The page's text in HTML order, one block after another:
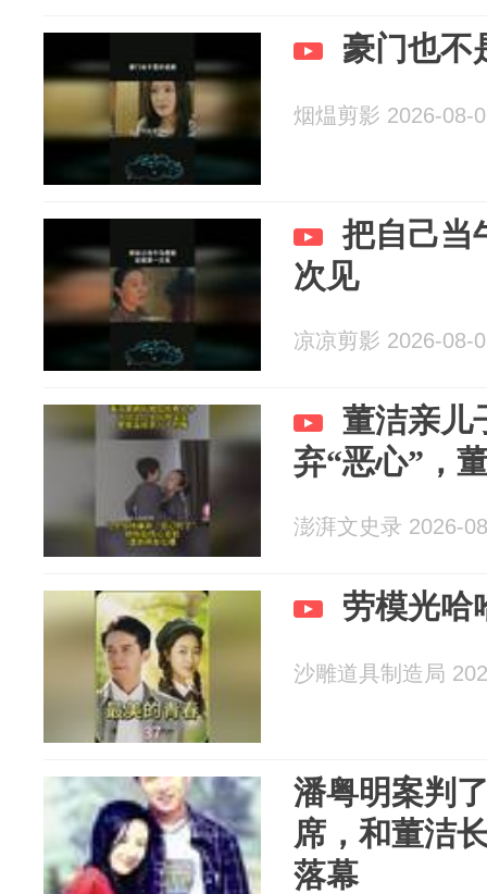
豪门也不
烟煴剪影 2026-08-
把自己当
次见
凉凉剪影 2026-08-
董洁亲儿
弃“恶心”，
澎湃文史录 2026-
劳模光哈
沙雕道具制造局
潘粤明案判
席，和董洁
落幕